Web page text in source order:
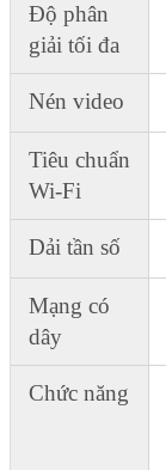
Độ phân
giải tối đa
Nén video
Tiêu chuẩn
Wi-Fi
Dải tần số
Mạng có
dây
Chức năng